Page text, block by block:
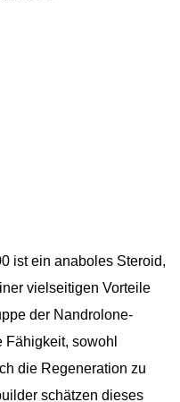
ist ein anaboles Steroid,
vielseitigen Vorteile
der Nandrolone-
Fähigkeit, sowohl
die Regeneration zu
schätzen dieses